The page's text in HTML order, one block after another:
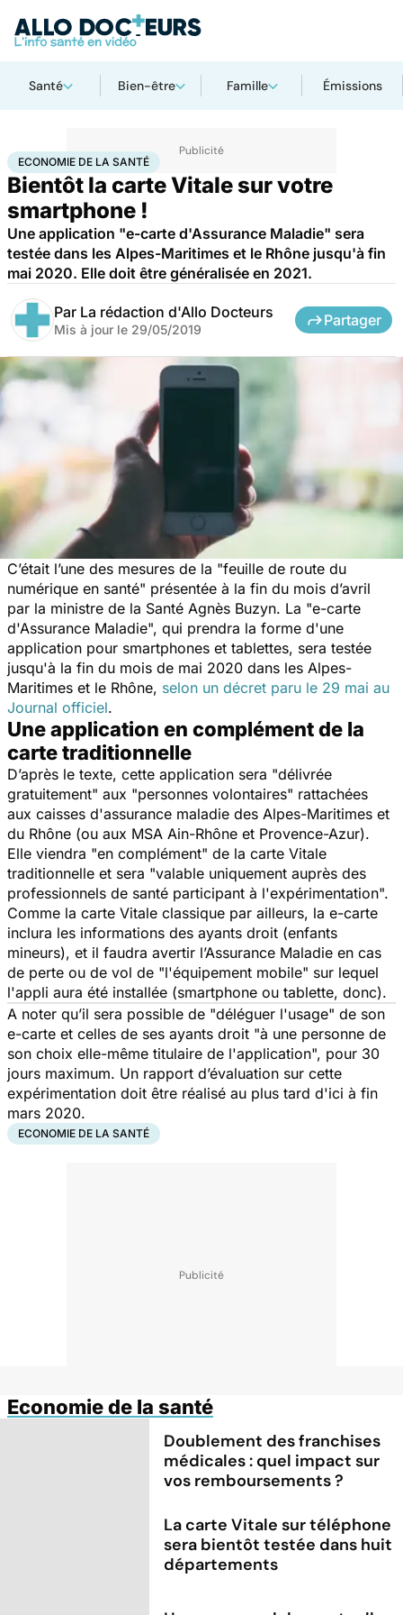
Santé Bien-être Famille Émissions
AccueilSantéSociétéÉconomie Economie de la santé
ECONOMIE DE LA SANTÉ
Bientôt la carte Vitale sur votre
smartphone !
Une application "e-carte d'Assurance Maladie" sera
testée dans les Alpes-Maritimes et le Rhône jusqu'à fin
mai 2020. Elle doit être généralisée en 2021.
Par La rédaction d'Allo Docteurs
Mis à jour le 29/05/2019
Partager
C’était l’une des mesures de la "feuille de route du
numérique en santé" présentée à la fin du mois d’avril
par la ministre de la Santé Agnès Buzyn. La "e-carte
d'Assurance Maladie", qui prendra la forme d'une
application pour smartphones et tablettes, sera testée
jusqu'à la fin du mois de mai 2020 dans les Alpes-
Maritimes et le Rhône, selon un décret paru le 29 mai au
Journal officiel.
Une application en complément de la
carte traditionnelle
D’après le texte, cette application sera "délivrée
gratuitement" aux "personnes volontaires" rattachées
aux caisses d'assurance maladie des Alpes-Maritimes et
du Rhône (ou aux MSA Ain-Rhône et Provence-Azur).
Elle viendra "en complément" de la carte Vitale
traditionnelle et sera "valable uniquement auprès des
professionnels de santé participant à l'expérimentation".
Comme la carte Vitale classique par ailleurs, la e-carte
inclura les informations des ayants droit (enfants
mineurs), et il faudra avertir l’Assurance Maladie en cas
de perte ou de vol de "l'équipement mobile" sur lequel
l'appli aura été installée (smartphone ou tablette, donc).
A noter qu’il sera possible de "déléguer l'usage" de son
e-carte et celles de ses ayants droit "à une personne de
son choix elle-même titulaire de l'application", pour 30
jours maximum. Un rapport d’évaluation sur cette
expérimentation doit être réalisé au plus tard d'ici à fin
mars 2020.
ECONOMIE DE LA SANTÉ
Economie de la santé
Doublement des franchises
médicales : quel impact sur
vos remboursements ?
La carte Vitale sur téléphone
sera bientôt testée dans huit
départements